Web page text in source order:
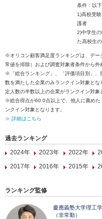
条件：以
1)高校受
護者
2)中学生
た高校生
※オリコン顧客満足度ランキングは、デー
常値を排除）および調査対象者条件から外
※「総合ランキング」、「評価項目別」、
数を満たした企業のみランクイン対象と
定人数の半数以上の企業がランクイン対象
※総合得点が60.0点以上で、他人に薦めた
ンクイン対象となります。
≫ 詳細はこちら
過去ランキング
2024年
2023年 2022年
2017年
2016年 2015年
ランキング監修
慶應義塾大学理工
（非常勤）